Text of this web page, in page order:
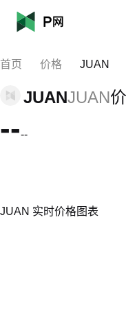
首页 价格 JUAN
JUANJUAN
----
JUAN 实时价格图表